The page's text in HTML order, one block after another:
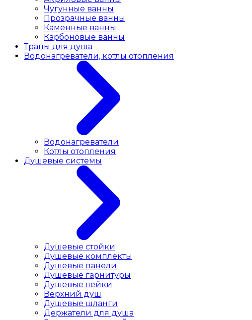
Чугунные ванны
Прозрачные ванны
Каменные ванны
Карбоновые ванны
Трапы для душа
Водонагреватели, котлы отопления
Водонагреватели
Котлы отопления
Душевые системы
Душевые стойки
Душевые комплекты
Душевые панели
Душевые гарнитуры
Душевые лейки
Верхний душ
Душевые шланги
Держатели для душа